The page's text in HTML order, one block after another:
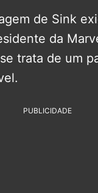
de Sink
da
trata de um
PUBLICIDADE